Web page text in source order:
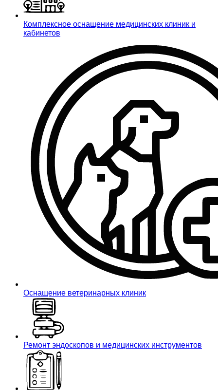
Комплексное оснащение медицинских клиник и
кабинетов
Оснащение ветеринарных клиник
Ремонт эндоскопов и медицинских инструментов